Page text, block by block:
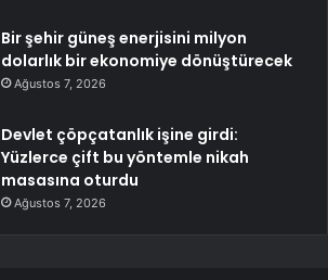
Bir şehir güneş enerjisini milyon
dolarlık bir ekonomiye dönüştürecek
Ağustos 7, 2026
Devlet çöpçatanlık işine girdi:
Yüzlerce çift bu yöntemle nikah
masasına oturdu
Ağustos 7, 2026